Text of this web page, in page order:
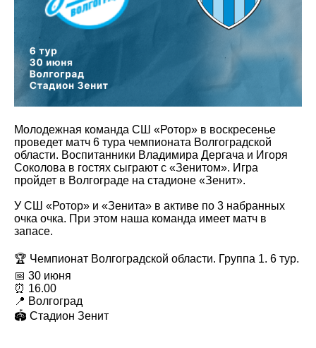
Молодежная команда СШ «Ротор» в воскресенье
проведет матч 6 тура чемпионата Волгоградской
области. Воспитанники Владимира Дергача и Игоря
Соколова в гостях сыграют с «Зенитом». Игра
пройдет в Волгограде на стадионе «Зенит».
У СШ «Ротор» и «Зенита» в активе по 3 набранных
очка очка. При этом наша команда имеет матч в
запасе.
🏆 Чемпионат Волгоградской области. Группа 1. 6 тур.
📅 30 июня
⏰ 16.00
📍 Волгоград
🏟 Стадион Зенит